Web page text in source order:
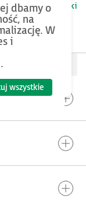
Warunki
dbamy o
na
W
i
wszystkie